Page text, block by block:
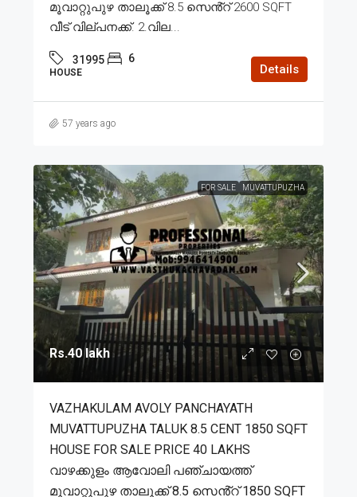
മൂവാറ്റുപുഴ താലൂക്ക് 8.5 സെൻ്റ് 2600 SQFT
വീട് വില്പനക്ക്. 2.വില...
31995 6
HOUSE Details
57 years ago
FOR SALE MUVATTUPUZHA
Rs.40 lakh
VAZHAKULAM AVOLY PANCHAYATH
MUVATTUPUZHA TALUK 8.5 CENT 1850 SQFT
HOUSE FOR SALE PRICE 40 LAKHS
വാഴക്കുളം ആവോലി പഞ്ചായത്ത്
മൂവാറ്റുപുഴ താലൂക്ക് 8.5 സെൻ്റ് 1850 SQFT